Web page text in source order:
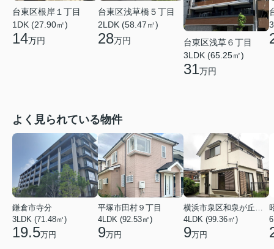
台東区根岸１丁目
1DK (27.90㎡)
14万円
台東区浅草橋５丁目
2LDK (58.47㎡)
28万円
台東区浅草６丁目
3LDK (65.25㎡)
31万円
よく見られている物件
鎌倉市寺分
3LDK (71.48㎡)
19.5万円
平塚市田村９丁目
4LDK (92.53㎡)
9万円
横浜市泉区和泉が丘３丁目
4LDK (99.36㎡)
9万円